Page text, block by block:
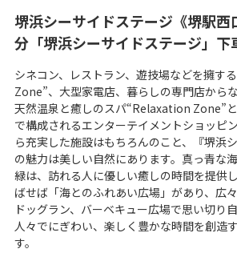
堺浜シーサイドステージ《堺駅
分「堺浜シーサイドステージ」下
シネコン、レストラン、遊技場などを擁す
Zone”、大型家電店、暮らしの専門店から
天然温泉と癒しのスパ“Relaxation Zone”
で構成されるエンターテイメントショッピ
ら充実した施設はもちろんのこと、『堺浜
の魅力は美しい自然にあります。真っ青な
緑は、訪れる人に優しい癒しの時間を提供
ばせば「海とのふれあい広場」があり、広
ドッグラン、バーベキュー広場で思い切り
人々でにぎわい、楽しく豊かな時間を創造
す。